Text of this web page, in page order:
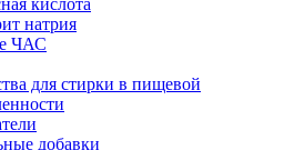
кислота
натрия
ЧАС
для стирки в пищевой
добавки